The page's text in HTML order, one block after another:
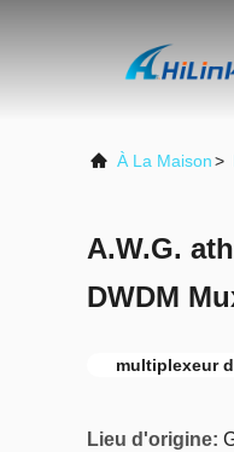
À La Maison>
A.W.G.
DWDM
multiplexeur
Lieu d'origine: